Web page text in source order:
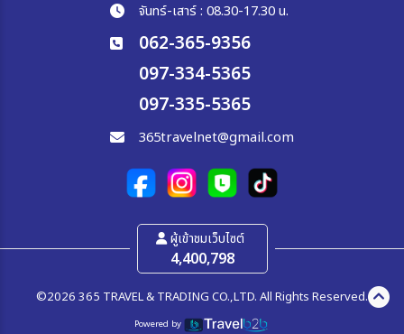
จันทร์-เสาร์ : 08.30-17.30 น.
062-365-9356
097-334-5365
097-335-5365
365travelnet@gmail.com
ผู้เข้าชมเว็บไซต์
4,400,798
©2026 365 TRAVEL & TRADING CO.,LTD. All Rights Reserved.
Powered by